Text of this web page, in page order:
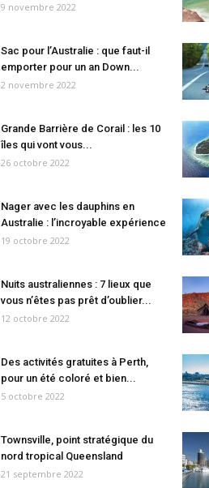
9 novembre 2022
Sac pour l’Australie : que faut-il
emporter pour un an Down...
2 novembre 2022
Grande Barrière de Corail : les 10
îles qui vont vous...
26 octobre 2022
Nager avec les dauphins en
Australie : l’incroyable expérience
19 octobre 2022
Nuits australiennes : 7 lieux que
vous n’êtes pas prêt d’oublier...
12 octobre 2022
Des activités gratuites à Perth,
pour un été coloré et bien...
5 octobre 2022
Townsville, point stratégique du
nord tropical Queensland
21 septembre 2022